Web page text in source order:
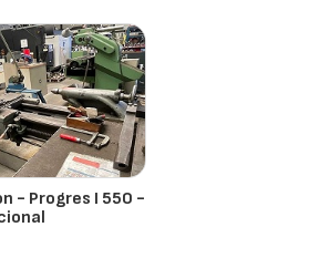
- Progres I 550 -